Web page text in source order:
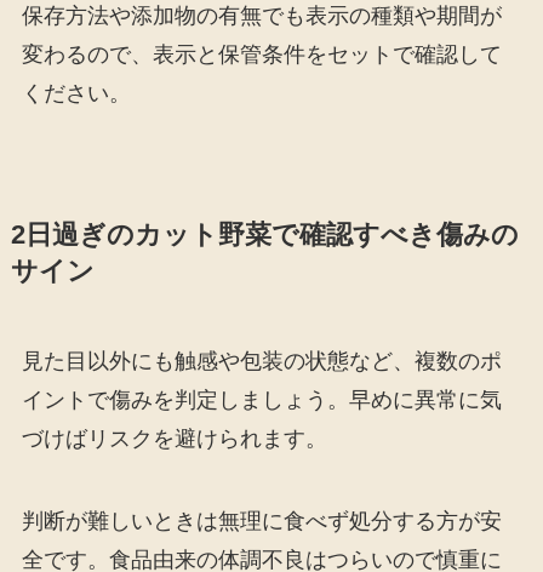
保存方法や添加物の有無でも表示の種類や期間が
変わるので、表示と保管条件をセットで確認して
ください。
2日過ぎのカット野菜で確認すべき傷みの
サイン
見た目以外にも触感や包装の状態など、複数のポ
イントで傷みを判定しましょう。早めに異常に気
づけばリスクを避けられます。
判断が難しいときは無理に食べず処分する方が安
全です。食品由来の体調不良はつらいので慎重に